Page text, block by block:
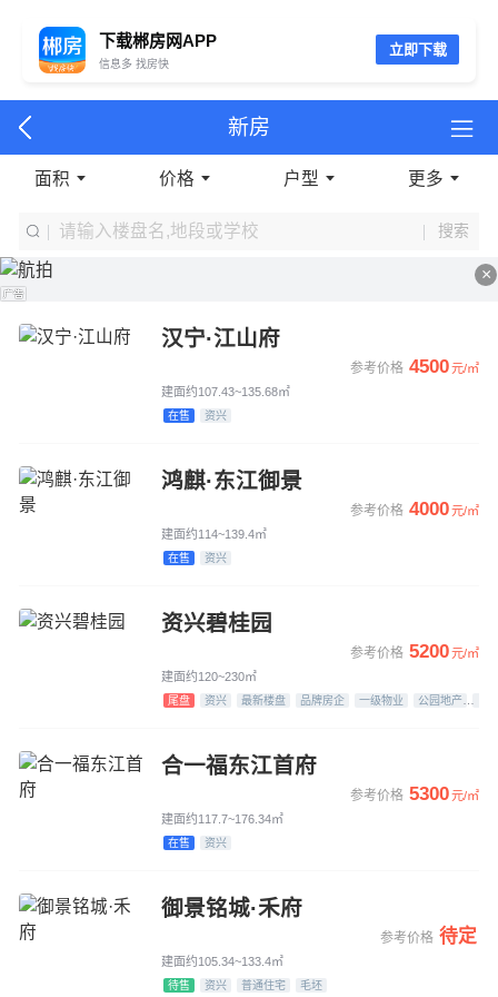
立即下载
下载郴房网APP
信息多 找房快
新房
面积 价格 户型 更多
搜索
×
汉宁·江山府
参考价格 4500元/㎡
建面约107.43~135.68㎡
在售 资兴
鸿麒·东江御景
参考价格 4000元/㎡
建面约114~139.4㎡
在售 资兴
资兴碧桂园
参考价格 5200元/㎡
建面约120~230㎡
尾盘 资兴 最新楼盘 品牌房企 一级物业 公园地产
合一福东江首府
参考价格 5300元/㎡
建面约117.7~176.34㎡
在售 资兴
御景铭城·禾府
参考价格 待定
建面约105.34~133.4㎡
待售 资兴 普通住宅 毛坯